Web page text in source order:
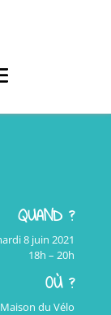
QUAND ?
8 juin 2021
18h – 20h
OÙ ?
du Vélo